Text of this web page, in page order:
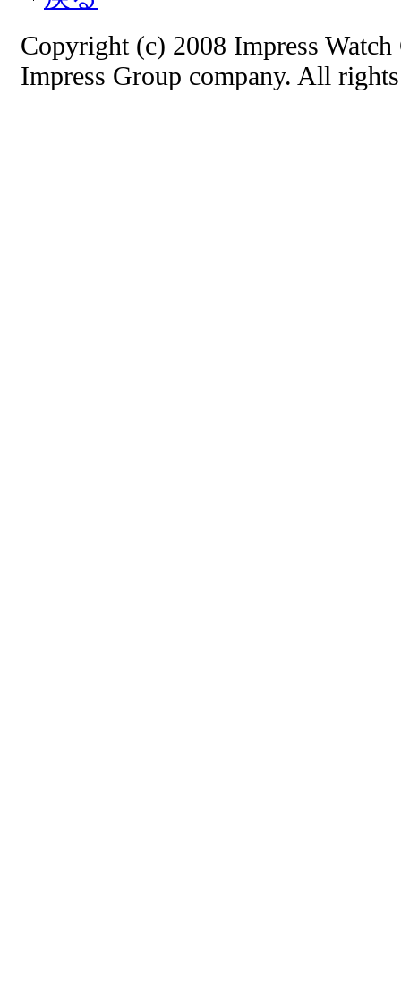
Copyright (c) 2008 Impress
Impress Group company. All